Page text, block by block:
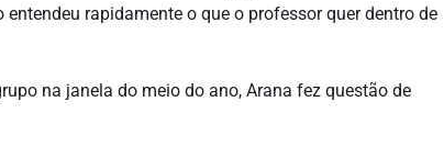
rapidamente o que o professor quer dentro de
na janela do meio do ano, Arana fez questão de